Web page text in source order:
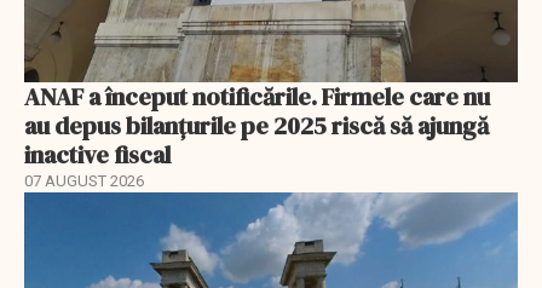
ANAF a început notificările. Firmele care nu
au depus bilanțurile pe 2025 riscă să ajungă
inactive fiscal
07 AUGUST 2026